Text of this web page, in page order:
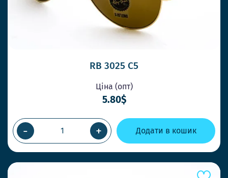
RB 3025 C5
Ціна (опт)
5.80$
- + Додати в кошик